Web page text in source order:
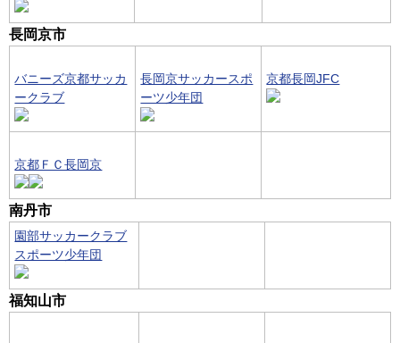
長岡京市
バニーズ京都サッカ
ークラブ
長岡京サッカースポ
ーツ少年団
京都長岡JFC
京都ＦＣ長岡京
南丹市
園部サッカークラブ
スポーツ少年団
福知山市